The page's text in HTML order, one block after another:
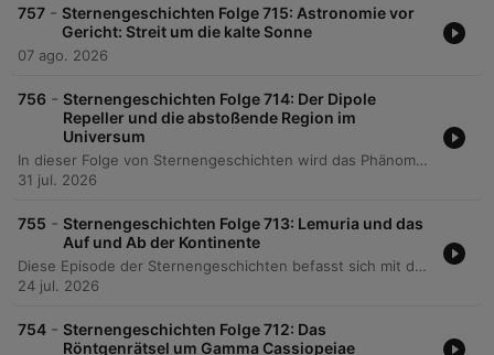
757 - Sternengeschichten Folge 715: Astronomie vor
Gericht: Streit um die kalte Sonne
07 ago. 2026
756 - Sternengeschichten Folge 714: Der Dipole
Repeller und die abstoßende Region im
Universum
In dieser Folge von Sternengeschichten wird das Phänomen des Dipol-Repellers untersucht. Anhand einer wissenschaftlichen Arbeit von Jehuda Hoffmann und seinem Team wird erläutert, dass die vermeintliche abstoßende Kraft im Universum kein Beweis für Antigravitation ist, sondern ein Resultat der großräumigen Bewegung von Galaxien in einem mitbewegten Koordinatensystem. Die Episode beleuchtet das Zusammenspiel zwischen massereichen Strukturen wie dem Shapley-Superhaufen und den leeren Regionen, den sogenannten Voids. Der Podcast erklärt die mathematische Methode, durch die die Expansion des Universums aus den Galaxienbewegungen herausgerechnet wird, um die zugrunde liegenden Gravitationsmuster sichtbar zu machen. Dabei wird verdeutlicht, wie die Entdeckung von unterdichten Regionen wie dem Dipol-Repeller dazu beiträgt, die Dynamik unseres kosmischen Nachbarschaftsraums und die Struktur des Superhaufens Laniakeia besser zu verstehen.
31 jul. 2026
755 - Sternengeschichten Folge 713: Lemuria und das
Auf und Ab der Kontinente
Diese Episode der Sternengeschichten befasst sich mit der wissenschaftshistorischen Bedeutung der Lemuria-Hypothese und dem Wandel unseres Verständnisses der Erddynamik. Der Podcast erläutert, wie die Beobachtung biologischer Verwandtschaften zwischen Arten auf weit entfernten Inseln im 19. Jahrhundert zur Theorie versunkener Landbrücken führte, bevor die Entdeckung der Plattentektonik das Konzept des Fixismus ablöste. Dabei wird auch beleuchtet, wie wissenschaftliche Spekulationen über einen versunkenen Kontinent von esoterischen Bewegungen wie der Theosophie aufgegriffen und in Richtung Science-Fiction und Fantasy transformiert wurden. Die Erzählung schließt mit einem Ausblick auf die Bedeutung tektonischer Prozesse für die Habitabilität von Planeten im Sonnensystem und darüber hinaus.
24 jul. 2026
754 - Sternengeschichten Folge 712: Das
Röntgenrätsel um Gamma Cassiopeiae